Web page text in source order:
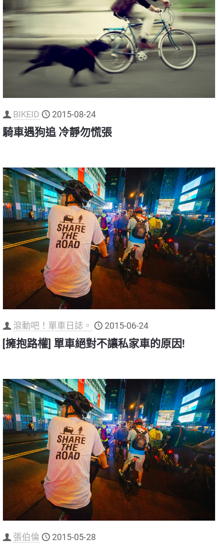
BIKEID 2015-08-24
騎車遇狗追 冷靜勿慌張
滾動吧！單車日誌。 2015-06-24
[擁抱路權] 單車絕對不讓私家車的原因!
張伯倫 2015-05-28